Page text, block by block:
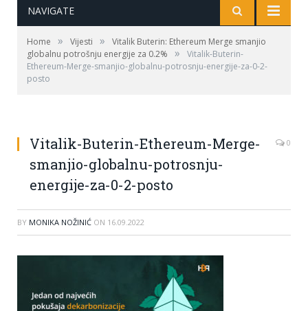
NAVIGATE
Home » Vijesti »
Vitalik Buterin: Ethereum Merge smanjio
globalnu potrošnju energije za 0.2%
»
Vitalik-Buterin-
Ethereum-Merge-smanjio-globalnu-potrosnju-energije-za-0-2-
posto
Vitalik-Buterin-Ethereum-Merge-
smanjio-globalnu-potrosnju-
energije-za-0-2-posto
0
BY MONIKA NOŽINIĆ ON 16.09.2022